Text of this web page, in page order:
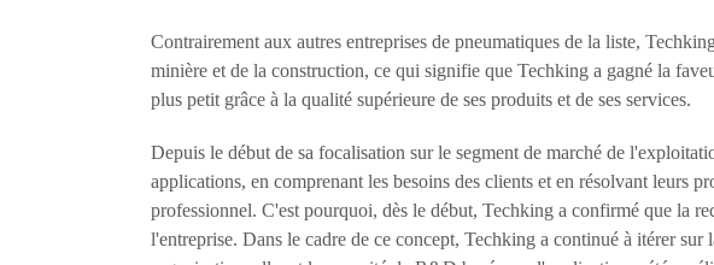
Contrairement aux autres entreprises de pneumatiques de la liste,
minière et de la construction, ce qui signifie que Techking a gagné la
plus petit grâce à la qualité supérieure de ses produits et de ses services.
Depuis le début de sa focalisation sur le segment de marché de
applications, en comprenant les besoins des clients et en résolvant leurs
professionnel. C'est pourquoi, dès le début, Techking a confirmé que la
l'entreprise. Dans le cadre de ce concept, Techking a continué à itérer